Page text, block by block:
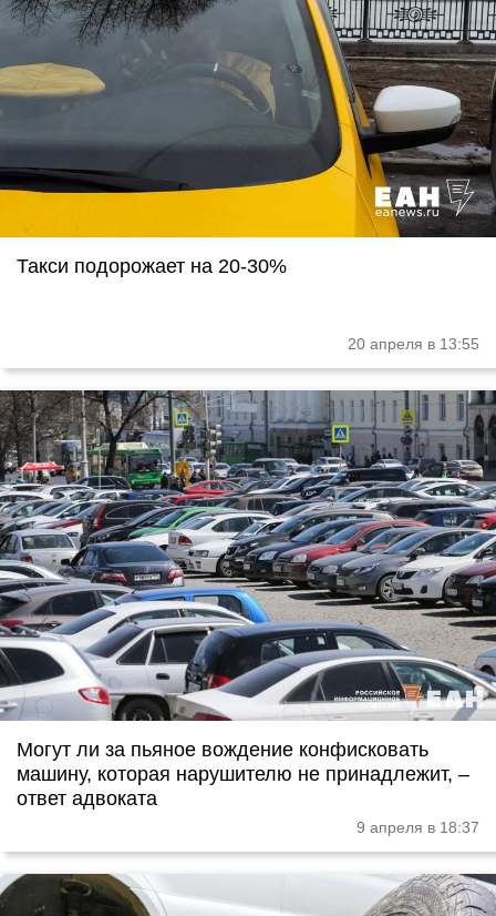
Такси подорожает на 20-30%
20 апреля в 13:55
Могут ли за пьяное вождение конфисковать
машину, которая нарушителю не принадлежит, –
ответ адвоката
9 апреля в 18:37